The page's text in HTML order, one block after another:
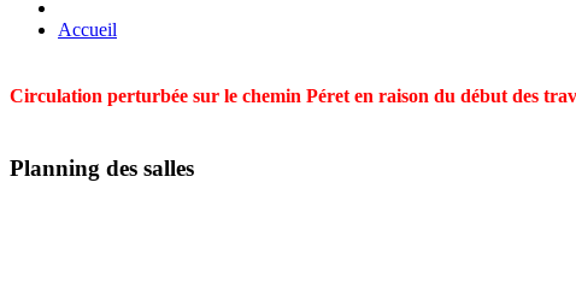
Accueil
Circulation perturbée sur le chemin Péret en raison du début des
Planning des salles